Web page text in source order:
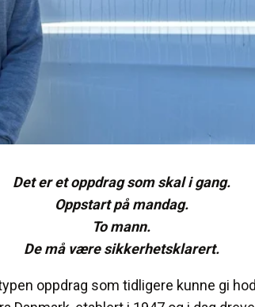
Det er et oppdrag som skal i gang.
Oppstart på mandag.
To mann.
De må være sikkerhetsklarert.
oppdrag som tidligere kunne gi